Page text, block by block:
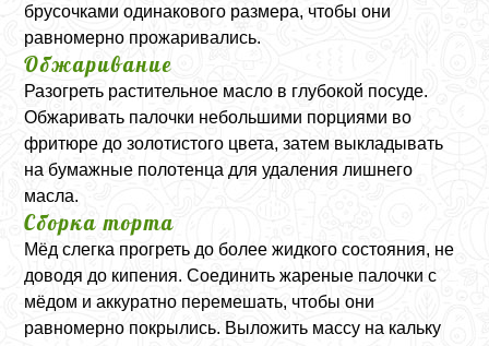
брусочками одинакового размера, чтобы они
равномерно прожаривались.
Обжаривание
Разогреть растительное масло в глубокой посуде.
Обжаривать палочки небольшими порциями во
фритюре до золотистого цвета, затем выкладывать
на бумажные полотенца для удаления лишнего
масла.
Сборка торта
Мёд слегка прогреть до более жидкого состояния, не
доводя до кипения. Соединить жареные палочки с
мёдом и аккуратно перемешать, чтобы они
равномерно покрылись. Выложить массу на кальку